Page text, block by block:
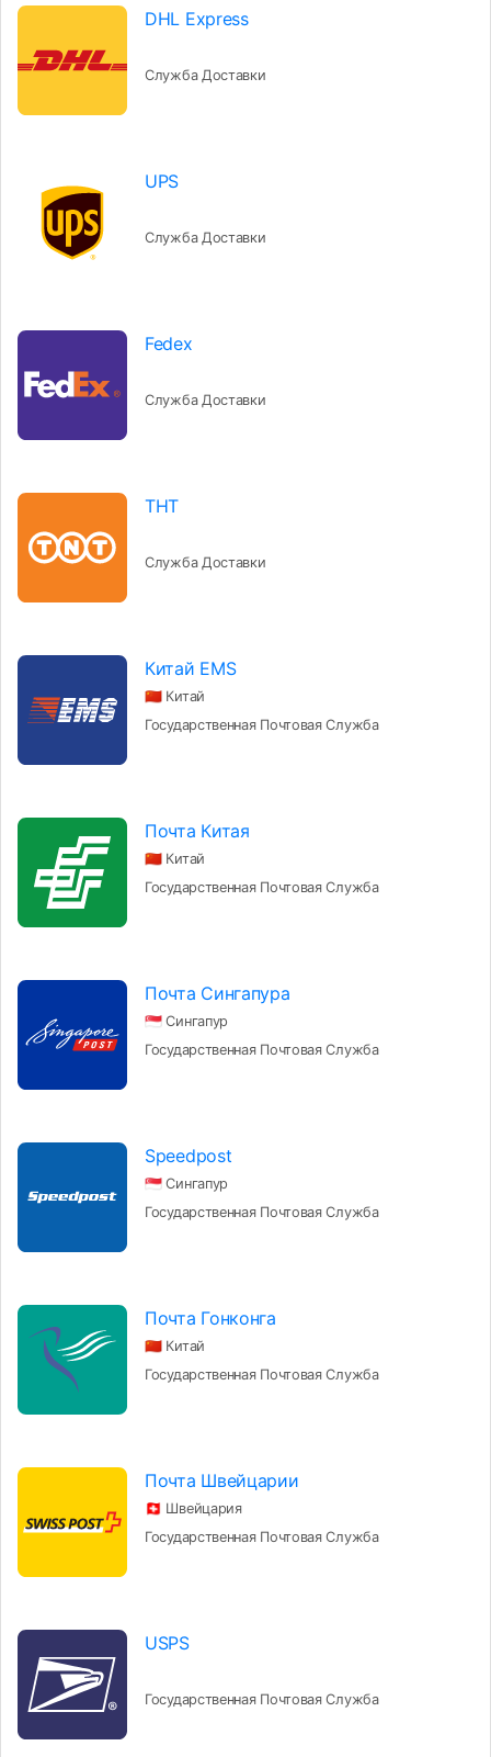
DHL Express
Служба Доставки
UPS
Служба Доставки
Fedex
Служба Доставки
THT
Служба Доставки
Китай EMS
🇨🇳 Китай
Государственная Почтовая Служба
Почта Китая
🇨🇳 Китай
Государственная Почтовая Служба
Почта Сингапура
🇸🇬 Сингапур
Государственная Почтовая Служба
Speedpost
🇸🇬 Сингапур
Государственная Почтовая Служба
Почта Гонконга
🇨🇳 Китай
Государственная Почтовая Служба
Почта Швейцарии
🇨🇭 Швейцария
Государственная Почтовая Служба
USPS
Государственная Почтовая Служба